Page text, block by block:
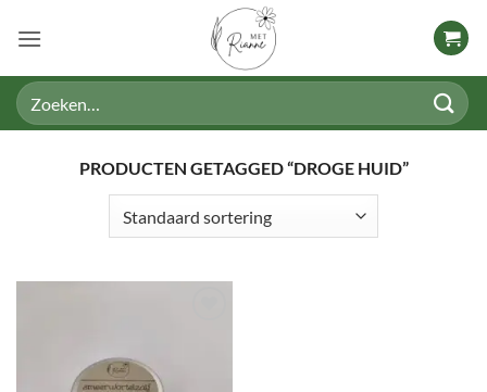
naar
Zoeken
naar:
PRODUCTEN GETAGGED “DROGE HUID”
VERLANGLIJST